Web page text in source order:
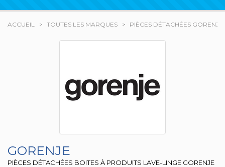
ACCUEIL TOUTES LES MARQUES PIÈCES DÉTACHÉES GORENJE
GORENJE
PIÈCES DÉTACHÉES BOITES À PRODUITS LAVE-LINGE GORENJE